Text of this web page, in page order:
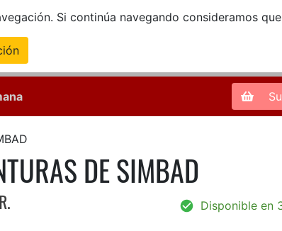
Si continúa navegando consideramosZona
DE SIMBAD
Disponible en